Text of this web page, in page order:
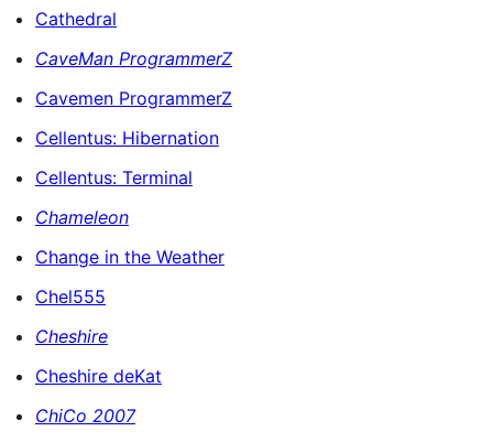
Cathedral
CaveMan ProgrammerZ
Cavemen ProgrammerZ
Cellentus: Hibernation
Cellentus: Terminal
Chameleon
Change in the Weather
Chel555
Cheshire
Cheshire deKat
ChiCo 2007